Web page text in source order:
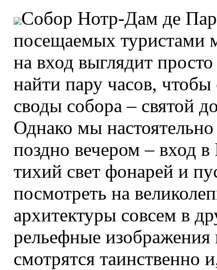
Собор Нотр-Дам де
посещаемых туристами
на вход выглядит
найти пару часов, чтобы
своды собора – святой
Однако мы
поздно вечером – вход
тихий свет фонарей и
посмотреть на
архитектуры совсем в
рельефные
смотрятся таинственно